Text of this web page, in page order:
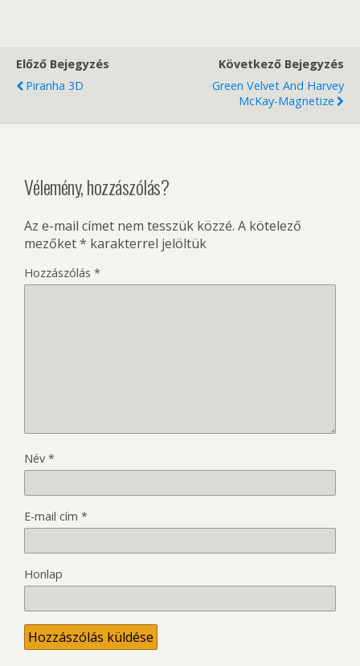
Előző Bejegyzés
Piranha 3D
Következő Bejegyzés
Green Velvet And Harvey
McKay-Magnetize
Vélemény, hozzászólás?
Az e-mail címet nem tesszük közzé. A kötelező
mezőket* karakterrel jelöltük
Hozzászólás *
Név *
E-mail cím *
Honlap